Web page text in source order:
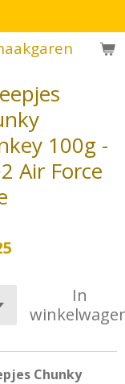
100g -
Air Force
In
Chunky